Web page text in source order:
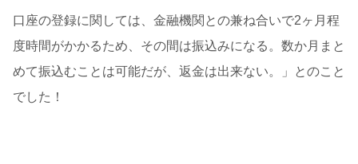
口座の登録に関しては、金融機関との兼ね合いで2ヶ月程
度時間がかかるため、その間は振込みになる。数か月まと
めて振込むことは可能だが、返金は出来ない。」とのこと
でした！